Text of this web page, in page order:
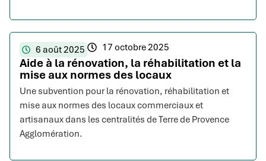
6 août 2025 17 octobre 2025
Aide à la rénovation, la réhabilitation et la
mise aux normes des locaux
Une subvention pour la rénovation, réhabilitation et
mise aux normes des locaux commerciaux et
artisanaux dans les centralités de Terre de Provence
Agglomération.